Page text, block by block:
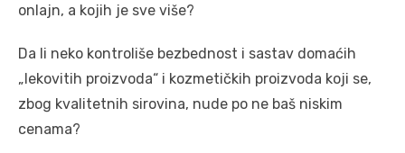
onlajn, a kojih je sve više?
Da li neko kontroliše bezbednost i sastav domaćih
„lekovitih proizvoda“ i kozmetičkih proizvoda koji se,
zbog kvalitetnih sirovina, nude po ne baš niskim
cenama?